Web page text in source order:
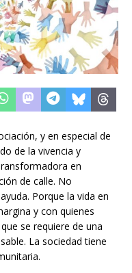
y en especial de
de la vivencia y
en
de calle. No
Porque la vida en
y con quienes
se requiere de una
La sociedad tiene